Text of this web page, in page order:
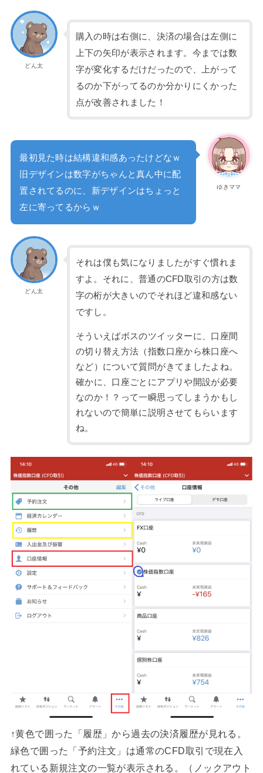
どん太
購入の時は右側に、決済の場合は左側に
上下の矢印が表示されます。今までは数
字が変化するだけだったので、上がって
るのか下がってるのか分かりにくかった
点が改善されました！
ゆきママ
最初見た時は結構違和感あったけどなｗ
旧デザインは数字がちゃんと真ん中に配
置されてるのに、新デザインはちょっと
左に寄ってるからｗ
どん太
それは僕も気になりましたがすぐ慣れま
すよ。それに、普通のCFD取引の方は数
字の桁が大きいのでそれほど違和感ない
ですし。
そういえばボスのツイッターに、口座間
の切り替え方法（指数口座から株口座へ
など）について質問がきてましたよね。
確かに、口座ごとにアプリや開設が必要
なのか！？って一瞬思ってしまうかもし
れないので簡単に説明させてもらいます
ね。
↑黄色で囲った「履歴」から過去の決済履歴が見れる。
緑色で囲った「予約注文」は通常のCFD取引で現在入
れている新規注文の一覧が表示される。（ノックアウト